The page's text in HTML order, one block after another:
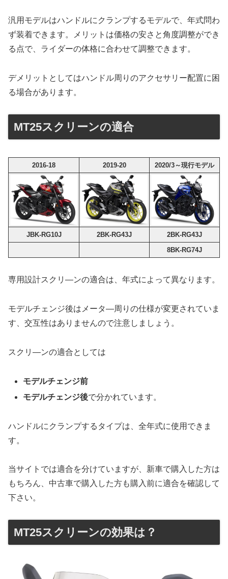
汎用モデルはハンドルにクランプするモデルで、年式問わ
ず装着できます。メリットは価格の安さと角度調整ができ
る点で、ライダーの体格に合わせて調整できます。
デメリットとしてはハンドル周りのアクセサリー配置に困
る場合があります。
MT25スクリーンの適合
2016-18 2019-20 2020/3～現行モデル
JBK-RG10J 2BK-RG43J
2BK-RG43J
8BK-RG74J
専用設計スクリ―ンの適合は、年式によって異なります。
モデルチェンジ後はメータ―周りの仕様が変更されていま
す、交互性はありませんので注意しましょう。
スクリ―ンの適合としては
モデルチェンジ前
モデルチェンジ後で分かれています。
ハンドルにクランプするタイプは、全年式に使用できま
す。
当サイトでは適合を分けていますが、新車で購入した方は
もちろん、中古車で購入した方も購入前に適合を確認して
下さい。
MT25スクリーンの効果は？